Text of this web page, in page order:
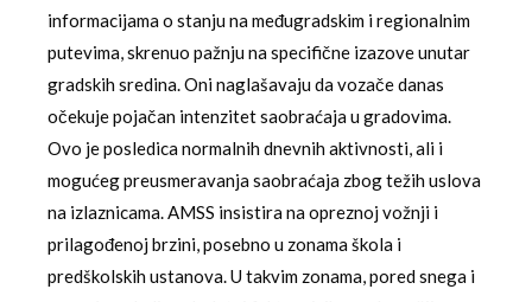
informacijama o stanju na međugradskim i regionalnim
putevima, skrenuo pažnju na specifične izazove unutar
gradskih sredina. Oni naglašavaju da vozače danas
očekuje pojačan intenzitet saobraćaja u gradovima.
Ovo je posledica normalnih dnevnih aktivnosti, ali i
mogućeg preusmeravanja saobraćaja zbog težih uslova
na izlaznicama. AMSS insistira na opreznoj vožnji i
prilagođenoj brzini, posebno u zonama škola i
predškolskih ustanova. U takvim zonama, pored snega i